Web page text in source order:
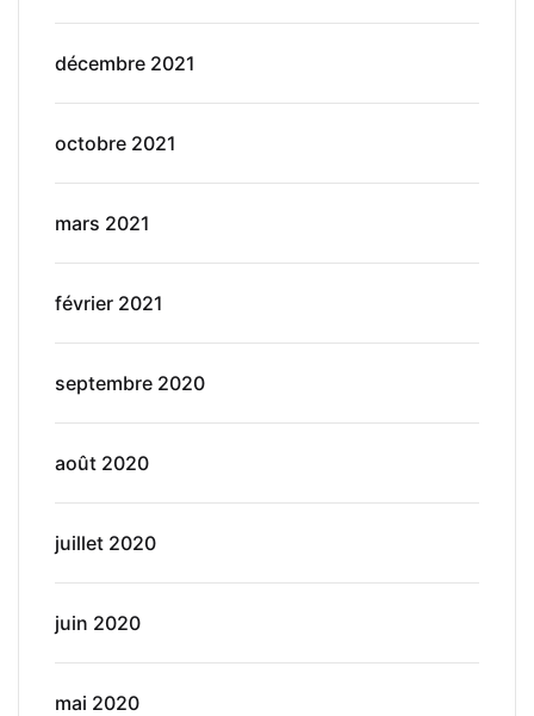
décembre 2021
octobre 2021
mars 2021
février 2021
septembre 2020
août 2020
juillet 2020
juin 2020
mai 2020